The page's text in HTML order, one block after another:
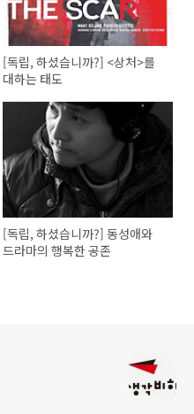
[독립, 하셨습니까?] <상처>를
대하는 태도
[독립, 하셨습니까?] 동성애와
드라마의 행복한 공존